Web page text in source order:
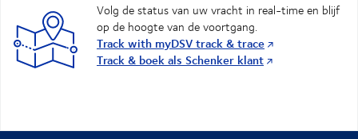
Volg de status van uw vracht in real-time en blijf
op de hoogte van de voortgang.
Track with myDSV track & trace
Track & boek als Schenker klant